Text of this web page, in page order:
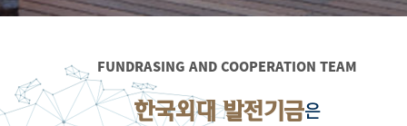
FUNDRASING AND COOPERATION TEAM
한국외대 발전기금은